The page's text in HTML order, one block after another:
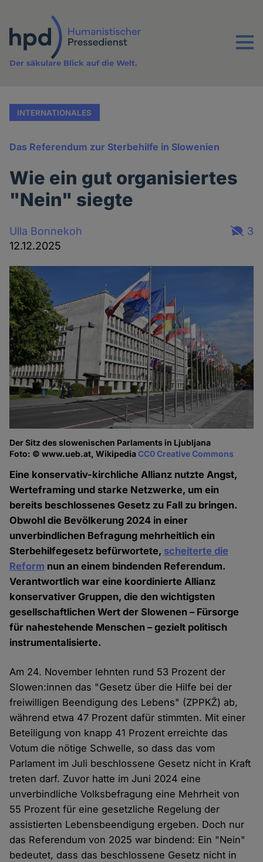
Inhalt
Menu
Der säkulare Blick auf die Welt.
INTERNATIONALES
Das Referendum zur Sterbehilfe in Slowenien
Wie ein gut organisiertes
"Nein" siegte
Ulla Bonnekoh
12.12.2025
3
Der Sitz des slowenischen Parlaments in Ljubljana
Foto: © www.ueb.at, WikipediaCC0 Creative Commons
Eine konservativ-kirchliche Allianz nutzte Angst,
Werteframing und starke Netzwerke, um ein
bereits beschlossenes Gesetz zu Fall zu bringen.
Obwohl die Bevölkerung 2024 in einer
unverbindlichen Befragung mehrheitlich ein
Sterbehilfegesetz befürwortete, scheiterte die
Reform nun an einem bindenden Referendum.
Verantwortlich war eine koordinierte Allianz
konservativer Gruppen, die den wichtigsten
gesellschaftlichen Wert der Slowenen – Fürsorge
für nahestehende Menschen – gezielt politisch
instrumentalisierte.
Am 24. November lehnten rund 53 Prozent der
Slowen:innen das "Gesetz über die Hilfe bei der
freiwilligen Beendigung des Lebens" (ZPPKŽ) ab,
während etwa 47 Prozent dafür stimmten. Mit einer
Beteiligung von knapp 41 Prozent erreichte das
Votum die nötige Schwelle, so dass das vom
Parlament im Juli beschlossene Gesetz nicht in Kraft
treten darf. Zuvor hatte im Juni 2024 eine
unverbindliche Volksbefragung eine Mehrheit von
55 Prozent für eine gesetzliche Regelung der
assistierten Lebensbeendigung ergeben. Doch nur
das Referendum von 2025 war bindend: Ein "Nein"
bedeutet, dass das beschlossene Gesetz nicht in